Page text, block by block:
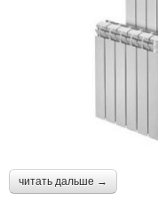
читать дальше →